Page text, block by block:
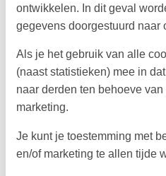
standaard museum. Ontdek
verhalen en perfecte
OverMarielyst
ontwikkelen. In dit geval
gegevens doorgestuurd naar
Als je het gebruik van alle
(naast statistieken) mee in
naar derden ten behoeve
marketing.
Je kunt je toestemming met
en/of marketing te allen tijde